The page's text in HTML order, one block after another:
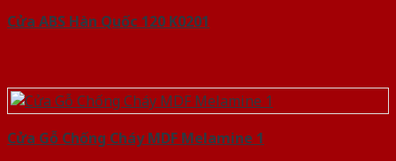
Cửa ABS Hàn Quốc 120 K0201
Cửa Gỗ Chống Cháy MDF Melamine 1